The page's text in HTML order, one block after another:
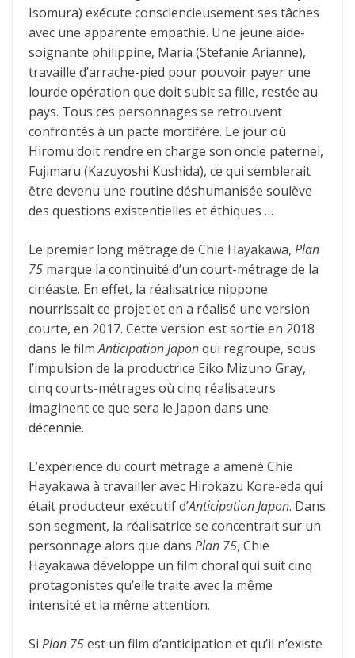
Isomura) exécute consciencieusement ses tâches
avec une apparente empathie. Une jeune aide-
soignante philippine, Maria (Stefanie Arianne),
travaille d’arrache-pied pour pouvoir payer une
lourde opération que doit subit sa fille, restée au
pays. Tous ces personnages se retrouvent
confrontés à un pacte mortifère. Le jour où
Hiromu doit rendre en charge son oncle paternel,
Fujimaru (Kazuyoshi Kushida), ce qui semblerait
être devenu une routine déshumanisée soulève
des questions existentielles et éthiques …
Le premier long métrage de Chie Hayakawa, Plan
75 marque la continuité d’un court-métrage de la
cinéaste. En effet, la réalisatrice nippone
nourrissait ce projet et en a réalisé une version
courte, en 2017. Cette version est sortie en 2018
dans le filmAnticipation Japonqui regroupe, sous
l’impulsion de la productrice Eiko Mizuno Gray,
cinq courts-métrages où cinq réalisateurs
imaginent ce que sera le Japon dans une
décennie.
L’expérience du court métrage a amené Chie
Hayakawa à travailler avec Hirokazu Kore-eda qui
était producteur exécutif d’Anticipation Japon. Dans
son segment, la réalisatrice se concentrait sur un
personnage alors que dans Plan 75, Chie
Hayakawa développe un film choral qui suit cinq
protagonistes qu’elle traite avec la même
intensité et la même attention.
Si Plan 75est un film d’anticipation et qu’il n’existe